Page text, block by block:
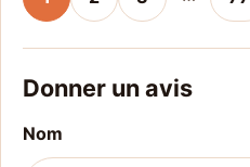
Donner un avis
Nom